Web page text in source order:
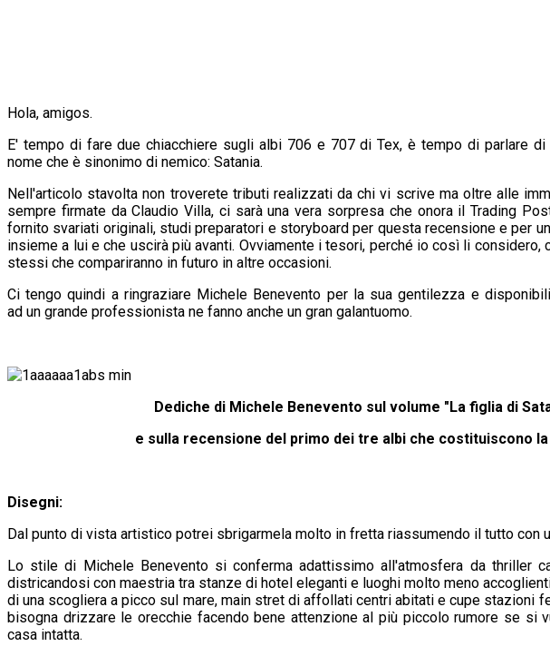
Hola, amigos.
E' tempo di fare due chiacchiere sugli albi 706 e 707 di Tex, è tempo di parlare di
nome che è sinonimo di nemico: Satania.
Nell'articolo stavolta non troverete tributi realizzati da chi vi scrive ma oltre alle
sempre firmate da Claudio Villa, ci sarà una vera sorpresa che onora il Trading
fornito svariati originali, studi preparatori e storyboard per questa recensione e per
insieme a lui e che uscirà più avanti. Ovviamente i tesori, perché io così li considero,
stessi che compariranno in futuro in altre occasioni.
Ci tengo quindi a ringraziare Michele Benevento per la sua gentilezza e
ad un grande professionista ne fanno anche un gran galantuomo.
Dediche di Michele Benevento sul volume "La figlia di
e sulla recensione del primo dei tre albi che costituiscono
Disegni:
Dal punto di vista artistico potrei sbrigarmela molto in fretta riassumendo il tutto con
Lo stile di Michele Benevento si conferma adattissimo all'atmosfera da thriller
districandosi con maestria tra stanze di hotel eleganti e luoghi molto meno
di una scogliera a picco sul mare, main stret di affollati centri abitati e cupe stazioni
bisogna drizzare le orecchie facendo bene attenzione al più piccolo rumore se si
casa intatta.